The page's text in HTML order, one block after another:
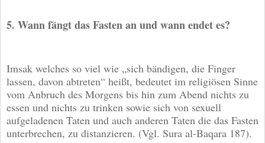
5. Wann fängt das Fasten an und wann endet es?
Imsak welches so viel wie „sich bändigen, die Finger
lassen, davon abtreten“ heißt, bedeutet im religiösen Sinne
vom Anbruch des Morgens bis hin zum Abend nichts zu
essen und nichts zu trinken sowie sich von sexuell
aufgeladenen Taten und auch anderen Taten die das Fasten
unterbrechen, zu distanzieren. (Vgl. Sura al-Baqara 187).